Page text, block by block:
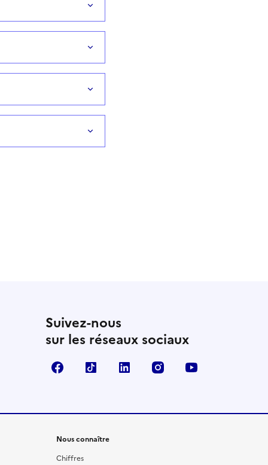
Suivez-nous
sur les réseaux sociaux
FacebookTikTok LinkedIn Instagram
Nous connaître
Chiffres